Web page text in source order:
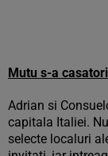
Mutu s-a
Adrian si
capitala Italiei.
selecte localuri